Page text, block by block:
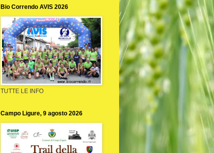
Bio Correndo AVIS 2026
TUTTE LE INFO
Campo Ligure, 9 agosto 2026